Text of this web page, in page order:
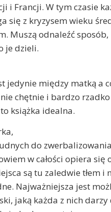
i Francji. W tym czasie
się z kryzysem wieku
Muszą odnaleźć sposób,
je dzieli.
jedynie między matką a
chętnie i bardzo
książka idealna.
do
w całości opiera się
są tu zaledwie tłem i
Najważniejsza jest
jaką każda z nich darzy